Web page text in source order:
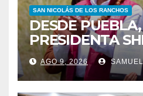
SAN NICOLÁS DE LOS RANCHOS
DESDE PUEBLA,
PRESIDENTA
FIRMA
REFORESTAR A
RESTAURAR
AGO 9, 2026